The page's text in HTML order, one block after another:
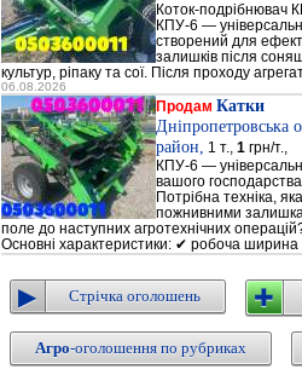
Коток-подрібнювач
КПУ-6 —
створений для
залишків після
культур, ріпаку та сої. Після проходу
06.08.2026
Продам Катки
Дніпропетровська
район, 1 т., 1 грн/т.,
КПУ-6 —
вашого господарства
Потрібна техніка,
пожнивними
поле до наступних агротехнічних
Основні характеристики: ✔ робоча
Стрічка оголошень
Агро-оголошення по рубриках